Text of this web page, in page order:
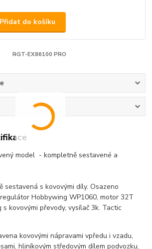
Přidat do košíku
RGT-EX86100 PRO
model - kompletně sestavené a
sestavená s kovovými díly. Osazeno
Hobbywing WP1060, motor 32T
s kovovými převody, vysílač 3k. Tactic
kovovými nápravami vpředu i vzadu,
hliníkovým středovým dílem podvozku,